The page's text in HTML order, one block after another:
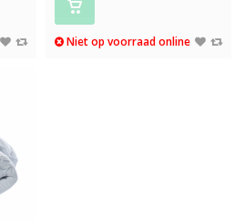
Niet op voorraad online